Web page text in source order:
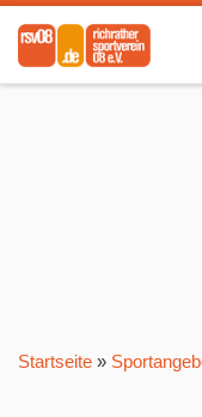
Zum Inhalt
Startseite »